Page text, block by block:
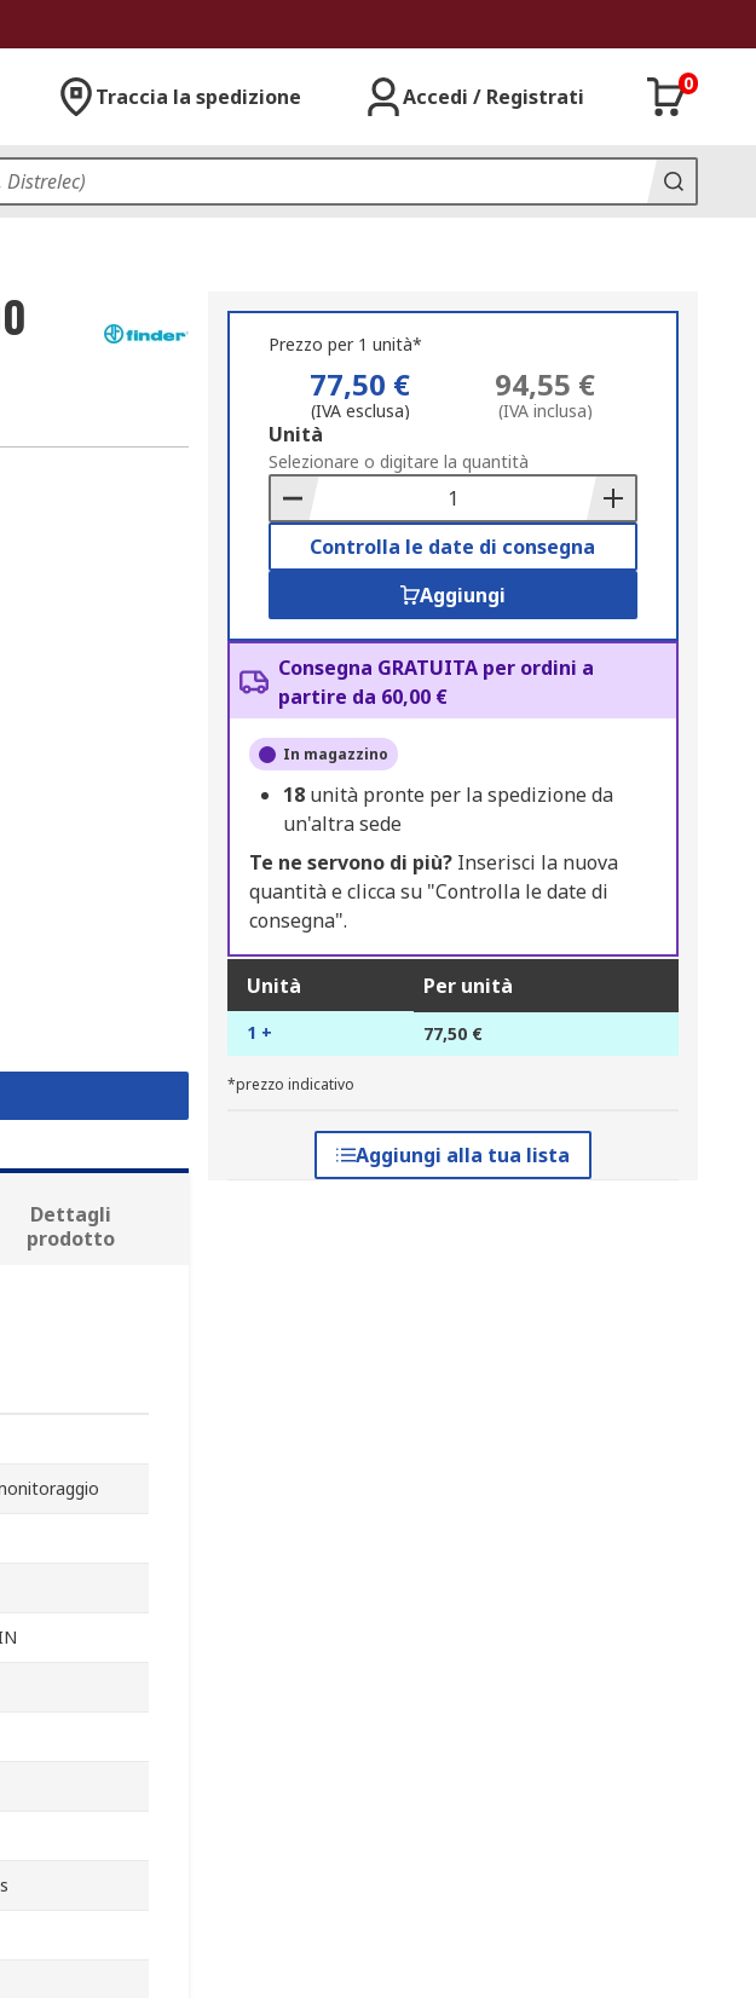
Traccia la spedizione Accedi / Registrati
0
Prezzo per 1 unità*
77,50 €
(IVA esclusa)
94,55 €
(IVA inclusa)
Add
to
Basket
Unità
Selezionare o digitare la quantità
Controlla le date di consegna
Aggiungi
Consegna GRATUITA per ordini a
partire da 60,00 €
In magazzino
18 unità pronte per la spedizione da
un'altra sede
Te ne servono di più?Inserisci la nuova
quantità e clicca su "Controlla le date di
consegna".
Unità Per unità
1 + 77,50 €
*prezzo indicativo
Aggiungi alla tua lista
Dettagli
prodotto